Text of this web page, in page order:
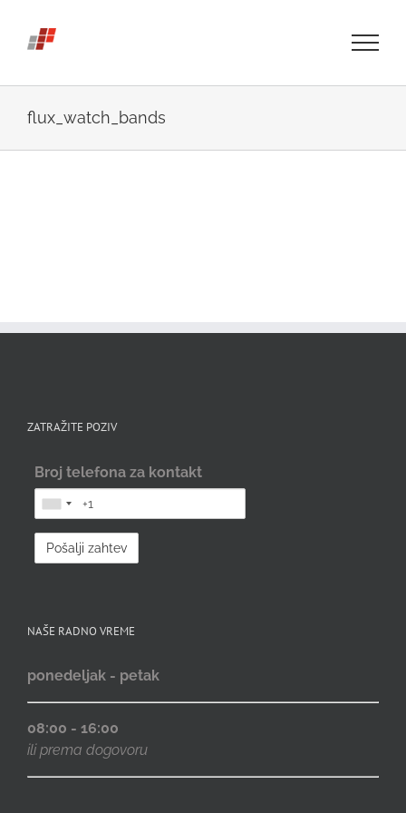
content
flux_watch_bands
ZATRAŽITE POZIV
Broj telefona za kontakt
NAŠE RADNO VREME
ponedeljak - petak
08:00 - 16:00
ili prema dogovoru